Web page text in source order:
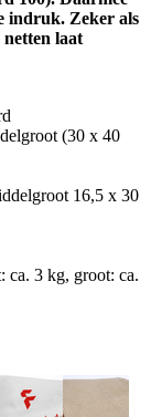
indruk. Zeker als
netten laat
(30 x 40
16,5 x 30
ca. 3 kg, groot: ca.